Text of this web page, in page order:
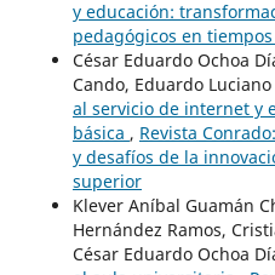
y educación:
pedagógicos en
César Eduardo Ochoa
Cando, Eduardo
al servicio de internet y
básica , Revista
y desafíos de la
superior
Klever Aníbal Guamán
Hernández Ramos,
César Eduardo Ochoa